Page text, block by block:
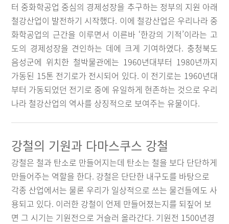
터 중화학공업 중심의 경제성장을 추구하는 정부의 지원 아래
철강산업이 발전하기 시작했다. 이에 철강산업은 우리나라 중
화학공업의 근간을 이루면서 이른바 ‘한강의 기적’이라는 고
도의 경제성장을 견인하는 데에 크게 기여하였다. 충청북도
음성군에 위치한 철박물관에는 1960년대부터 1980년까지
가동된 15톤 전기로가 전시되어 있다. 이 전기로는 1960년대
부터 가동되었던 전기로 중에 유일하게 현존하는 것으로 우리
나라 철강산업의 역사를 상징적으로 보여주는 유물이다.
강철의 기원과 다마스쿠스 강철
강철은 철과 탄소로 만들어지는데 탄소는 철을 보다 단단하게
만들어주는 역할을 한다. 강철은 단단한 내구도를 바탕으로
각종 산업에서는 물론 우리가 일상적으로 쓰는 물건들에도 사
용되고 있다. 이러한 강철이 언제 만들어졌는지를 되짚어 보
면 그 시기는 기원전으로 거슬러 올라간다. 기원전 1500년경